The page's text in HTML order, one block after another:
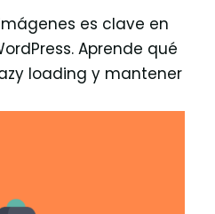
es clave en
Aprende qué
loading y mantener